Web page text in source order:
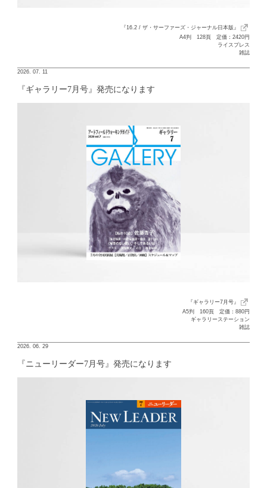
『16.2 / ザ・サーファーズ・ジャーナル日本版』
A4判 128頁 定価：2420円
ライスプレス
雑誌
2026. 07. 11
『ギャラリー7月号』発売になります
『ギャラリー7月号』
A5判 160頁 定価：880円
ギャラリーステーション
雑誌
2026. 06. 29
『ニューリーダー7月号』発売になります